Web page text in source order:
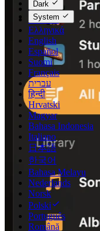
Dansk
Deutsch
Ελληνικά
English
Español
Suomi
Français
עברית
हिन्दी
Hrvatski
Magyar
Bahasa Indonesia
Italiano
日本語
한국어
Bahasa Melayu
Nederlands
Norsk
Polski
Português
Română
Dark
System